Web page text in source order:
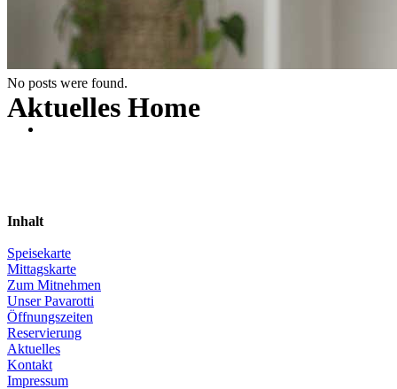
Aktuelles Home
No posts were found.
Inhalt
Speisekarte
Mittagskarte
Zum Mitnehmen
Unser Pavarotti
Öffnungszeiten
Reservierung
Aktuelles
Kontakt
Impressum